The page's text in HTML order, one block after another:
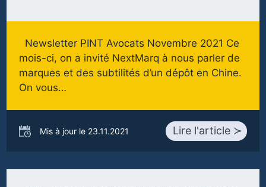
Newsletter PINT Avocats Novembre 2021 Ce
mois-ci, on a invité NextMarq à nous parler de
marques et des subtilités d’un dépôt en Chine.
On vous…
Mis à jour le 23.11.2021 Lire l'article ≻